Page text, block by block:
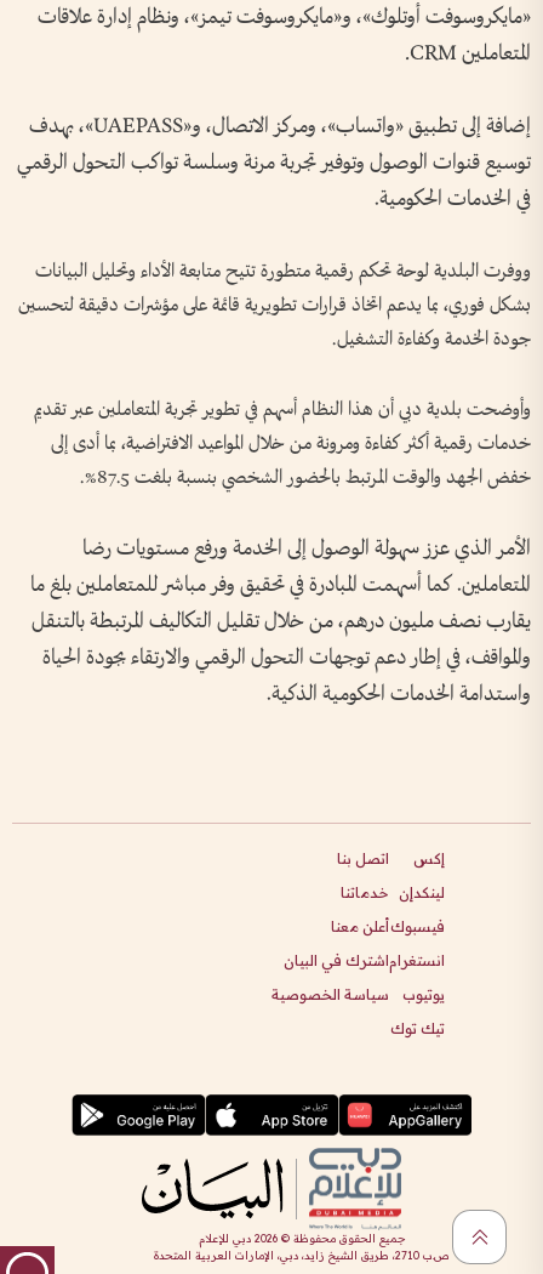
«مايكروسوفت أوتلوك»، و«مايكروسوفت تيمز»، ونظام إدارة علاقات
المتعاملين CRM.
إضافة إلى تطبيق «واتساب»، ومركز الاتصال، و«UAEPASS»، بهدف
توسيع قنوات الوصول وتوفير تجربة مرنة وسلسة تواكب التحول الرقمي
في الخدمات الحكومية.
ووفرت البلدية لوحة تحكم رقمية متطورة تتيح متابعة الأداء وتحليل البيانات
بشكل فوري، بما يدعم اتخاذ قرارات تطويرية قائمة على مؤشرات دقيقة لتحسين
جودة الخدمة وكفاءة التشغيل.
وأوضحت بلدية دبي أن هذا النظام أسهم في تطوير تجربة المتعاملين عبر تقديم
خدمات رقمية أكثر كفاءة ومرونة من خلال المواعيد الافتراضية، بما أدى إلى
خفض الجهد والوقت المرتبط بالحضور الشخصي بنسبة بلغت 87.5%.
الأمر الذي عزز سهولة الوصول إلى الخدمة ورفع مستويات رضا
المتعاملين. كما أسهمت المبادرة في تحقيق وفر مباشر للمتعاملين بلغ ما
يقارب نصف مليون درهم، من خلال تقليل التكاليف المرتبطة بالتنقل
والمواقف، في إطار دعم توجهات التحول الرقمي والارتقاء بجودة الحياة
واستدامة الخدمات الحكومية الذكية.
إكس
لينكدإن
فيسبوك
انستغرام
يوتيوب
تيك توك
اتصل بنا
خدماتنا
أعلن معنا
اشترك في البيان
سياسة الخصوصية
جميع الحقوق محفوظة ©2026 دبي للإعلام
ص.ب 2710، طريق الشيخ زايد، دبي، الإمارات العربية المتحدة